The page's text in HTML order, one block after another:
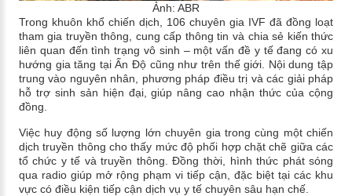
Ảnh: ABR
Trong khuôn khổ chiến dịch, 106 chuyên gia IVF đã đồng loạt
tham gia truyền thông, cung cấp thông tin và chia sẻ kiến thức
liên quan đến tình trạng vô sinh – một vấn đề y tế đang có xu
hướng gia tăng tại Ấn Độ cũng như trên thế giới. Nội dung tập
trung vào nguyên nhân, phương pháp điều trị và các giải pháp
hỗ trợ sinh sản hiện đại, giúp nâng cao nhận thức của cộng
đồng.
Việc huy động số lượng lớn chuyên gia trong cùng một chiến
dịch truyền thông cho thấy mức độ phối hợp chặt chẽ giữa các
tổ chức y tế và truyền thông. Đồng thời, hình thức phát sóng
qua radio giúp mở rộng phạm vi tiếp cận, đặc biệt tại các khu
vực có điều kiện tiếp cận dịch vụ y tế chuyên sâu hạn chế.